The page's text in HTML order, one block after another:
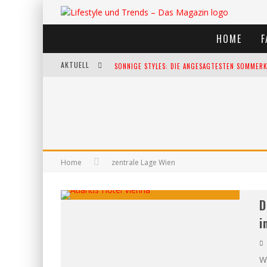
HOME
AKTUELL SONNIGE STYLES: DIE ANGESAGTESTEN
Home zentrale Lage Wien